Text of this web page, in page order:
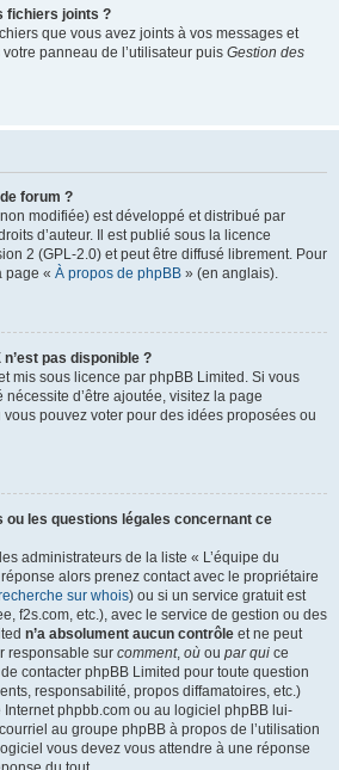
fichiers joints ?
que vous avez joints à vos messages et
panneau de l’utilisateur puis Gestion des
forum ?
modifiée) est développé et distribué par
d’auteur. Il est publié sous la licence
2 (GPL-2.0) et peut être diffusé librement. Pour
page « À propos de phpBB » (en anglais).
pas disponible ?
mis sous licence par phpBB Limited. Si vous
d’être ajoutée, visitez la page
pouvez voter pour des idées proposées ou
ou les questions légales concernant ce
administrateurs de la liste « L’équipe du
alors prenez contact avec le propriétaire
sur whois) ou si un service gratuit est
f2s.com, etc.), avec le service de gestion ou des
n’a absolument aucun contrôle et ne peut
responsable sur comment, où ou par qui ce
contacter phpBB Limited pour toute question
responsabilité, propos diffamatoires, etc.)
Internet phpbb.com ou au logiciel phpBB lui-
au groupe phpBB à propos de l’utilisation
vous devez vous attendre à une réponse